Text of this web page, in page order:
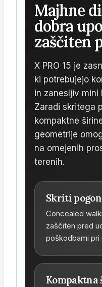
Majhne
dobra
zaščiten
X PRO 15 je
ki potrebujejo
in zanesljiv mini
Zaradi skritega
kompaktne
geometrije
na omejenih
terenih.
Skriti
Concealed
zaščiten pred
poškodbami pri
Kompaktna